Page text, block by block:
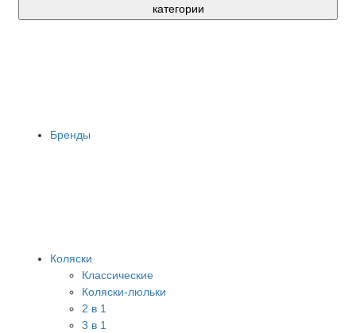
категории
Бренды
Коляски
Классические
Коляски-люльки
2 в 1
3 в 1